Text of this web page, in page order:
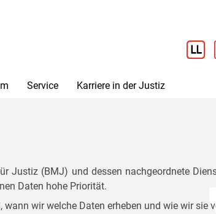
Service Karriere in der Justiz
Justiz (BMJ) und dessen nachgeordnete
Daten hohe Priorität.
wann wir welche Daten erheben und wie wir sie